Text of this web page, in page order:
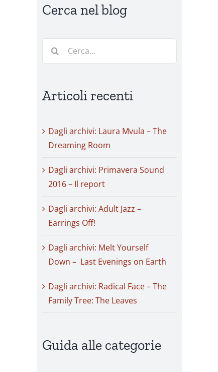
Cerca nel blog
Cerca
Articoli recenti
Dagli archivi: Laura Mvula – The
Dreaming Room
Dagli archivi: Primavera Sound
2016 – Il report
Dagli archivi: Adult Jazz –
Earrings Off!
Dagli archivi: Melt Yourself
Down – Last Evenings on Earth
Dagli archivi: Radical Face – The
Family Tree: The Leaves
Guida alle categorie